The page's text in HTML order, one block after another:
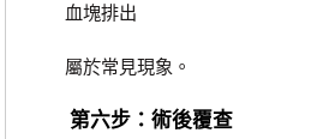
血塊排出
屬於常見現象。
第六步：術後覆查